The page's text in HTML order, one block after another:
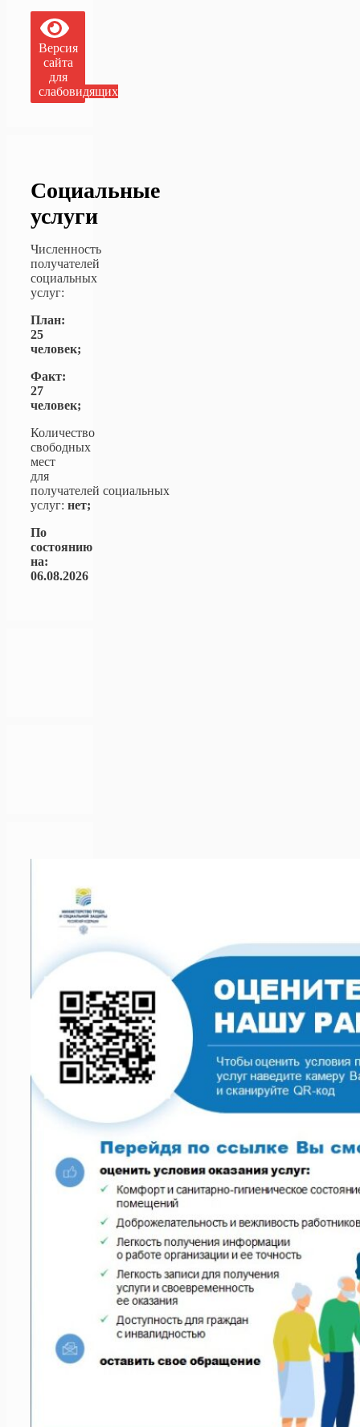
Версия
сайта
для
слабовидящих
Социальные
услуги
Численность
получателей
социальных
услуг:
План:
25
человек;
Факт:
27
человек;
Количество
свободных
мест
для
получателей социальных
услуг: нет;
По
состоянию
на:
06.08.2026